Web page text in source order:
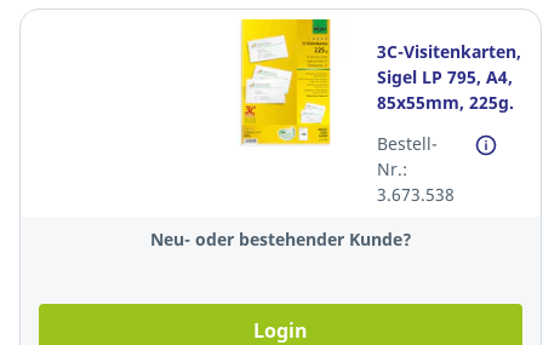
3C-Visitenkarten,
Sigel LP 795, A4,
85x55mm, 225g.
100 Stück
Bestell-
Nr.:
3.673.538
Neu- oder bestehender Kunde?
Login